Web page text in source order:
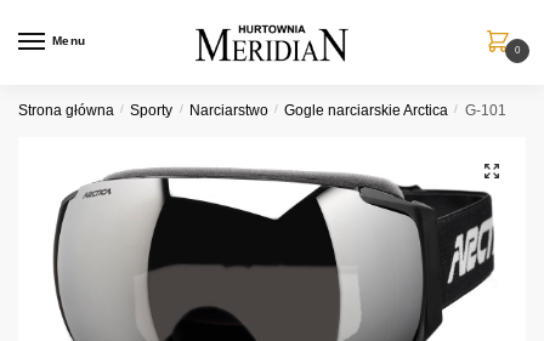
Menu
0
Strona główna / Sporty / Narciarstwo / Gogle narciarskie Arctica / G-101